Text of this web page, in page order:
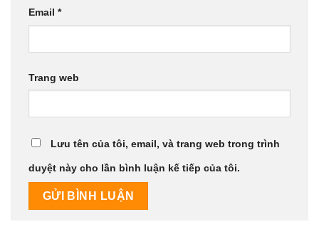
Email *
Trang web
Lưu tên của tôi, email, và trang web trong trình
duyệt này cho lần bình luận kế tiếp của tôi.